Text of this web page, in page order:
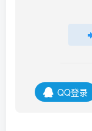
QQ登录